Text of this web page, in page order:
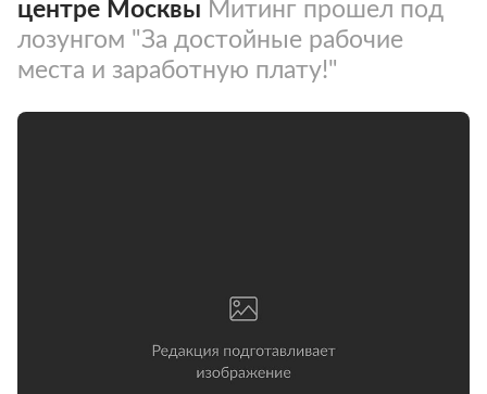
центре Москвы Митинг прошел под
лозунгом "За достойные рабочие
места и заработную плату!"